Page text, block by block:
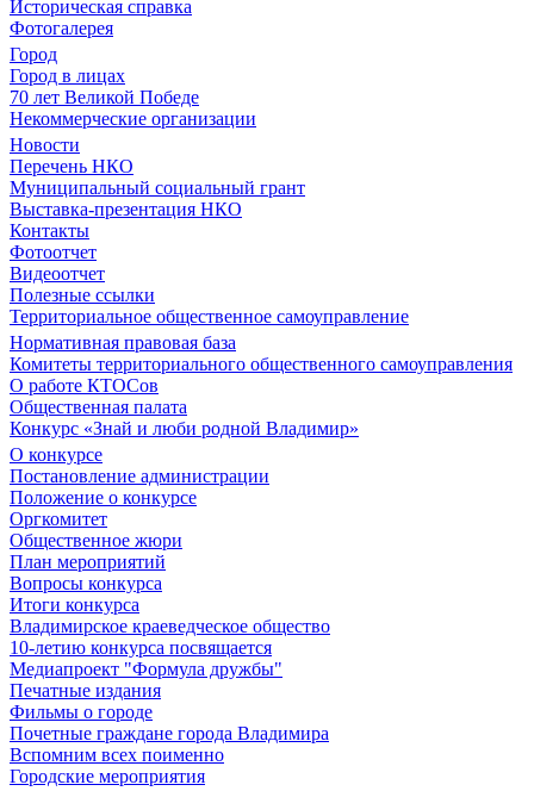
Историческая справка
Фотогалерея
Город
Город в лицах
70 лет Великой Победе
Некоммерческие организации
Новости
Перечень НКО
Муниципальный социальный грант
Выставка-презентация НКО
Контакты
Фотоотчет
Видеоотчет
Полезные ссылки
Территориальное общественное самоуправление
Нормативная правовая база
Комитеты территориального общественного самоуправления
О работе КТОСов
Общественная палата
Конкурс «Знай и люби родной Владимир»
О конкурсе
Постановление администрации
Положение о конкурсе
Оргкомитет
Общественное жюри
План мероприятий
Вопросы конкурса
Итоги конкурса
Владимирское краеведческое общество
10-летию конкурса посвящается
Медиапроект "Формула дружбы"
Печатные издания
Фильмы о городе
Почетные граждане города Владимира
Вспомним всех поименно
Городские мероприятия